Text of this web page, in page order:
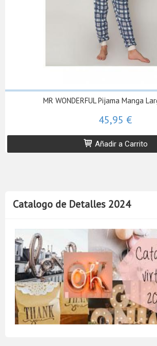
Catalogo de Detalles 2024
MR WONDERFUL Pijama Manga
45,95 €
Añadir a Carrito